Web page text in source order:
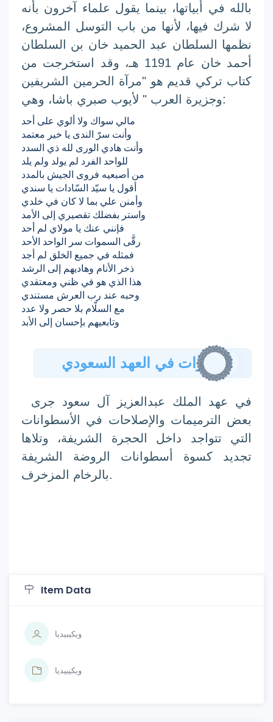
بالله في أبياتها، بينما يقول علماء آخرون بأنه
لا شرك فيها، لأنها من باب
التوسل المشروع،
نظمها السلطان عبد الحميد خان بن السلطان
أحمد خان عام 1191 هـ
، وقد استخرجت من
كتاب تركي قديم هو "مرآة الحرمين الشريفين
وجزيرة العرب " لأيوب صبري باشا، وهي:
مالي سواك ولا ألوي على أحد
وأنت سرّ الندى يا خير معتمد
وأنت هادي الورى لله ذي السدد
للواحد الفرد لم يولد ولم يلد
من أصبعيه فروى الجيش بالمدد
أقول يا سيّد السّادات يا سندي
وأمنن علي بما لا كان في خلدي
واستر بفضلك تقصيري إلى الأمد
فإنني عنك يا مولاي لم أحد
رقَّى السموات سر الواحد الأحد
فمثله في جميع الخلق لم أجد
ذخر الأنام وهاديهم إلى الرشد
هذا الذي هو في ظني ومعتقدي
وحبه عند رب العرش مستندي
مع السلّام بلا حصر ولا عدد
وتابعيهم بإحسان إلى الأبد
الحجرات في العهد السعودي
في عهد الملك عبدالعزيز آل سعود جرى
بعض الترميمات والإصلاحات في الأسطوانات
التي تتواجد داخل الحجرة الشريفة، وتلاها
تجديد كسوة أسطوانات الروضة الشريفة
بالرخام المزخرف.
Item Data
ويكيبيديا
ويكيبيديا